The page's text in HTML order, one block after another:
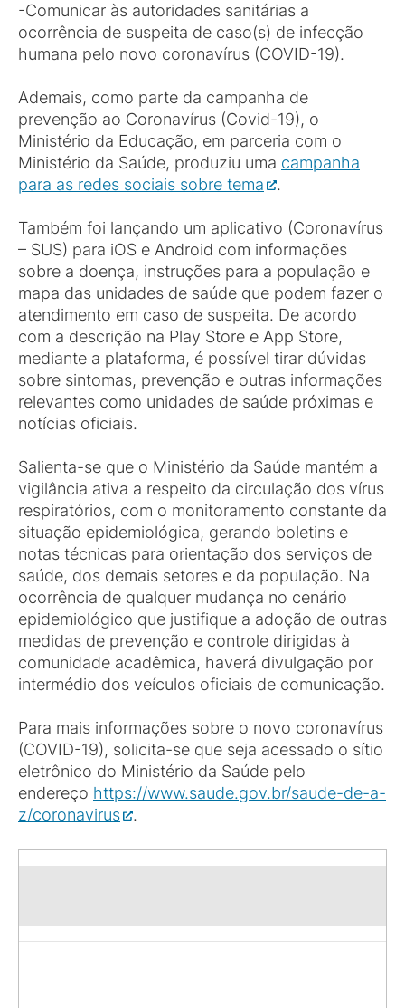
-Comunicar às autoridades sanitárias a
ocorrência de suspeita de caso(s) de infecção
humana pelo novo coronavírus (COVID-19).
Ademais, como parte da campanha de
prevenção ao Coronavírus (Covid-19), o
Ministério da Educação, em parceria com o
Ministério da Saúde, produziu uma campanha
para as redes sociais sobre tema
.
Também foi lançando um aplicativo (Coronavírus
– SUS) para iOS e Android com informações
sobre a doença, instruções para a população e
mapa das unidades de saúde que podem fazer o
atendimento em caso de suspeita. De acordo
com a descrição na Play Store e App Store,
mediante a plataforma, é possível tirar dúvidas
sobre sintomas, prevenção e outras informações
relevantes como unidades de saúde próximas e
notícias oficiais.
Salienta-se que o Ministério da Saúde mantém a
vigilância ativa a respeito da circulação dos vírus
respiratórios, com o monitoramento constante da
situação epidemiológica, gerando boletins e
notas técnicas para orientação dos serviços de
saúde, dos demais setores e da população. Na
ocorrência de qualquer mudança no cenário
epidemiológico que justifique a adoção de outras
medidas de prevenção e controle dirigidas à
comunidade acadêmica, haverá divulgação por
intermédio dos veículos oficiais de comunicação.
Para mais informações sobre o novo coronavírus
(COVID-19), solicita-se que seja acessado o sítio
eletrônico do Ministério da Saúde pelo
endereço https://www.saude.gov.br/saude-de-a-
z/coronavirus
.